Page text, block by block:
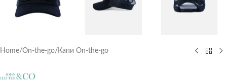
Home/On-the-go/ Капи On-the-go